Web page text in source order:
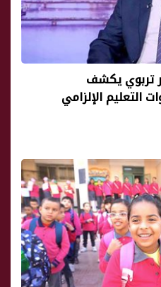
تربوي يكشف
التعليم الإلزامي